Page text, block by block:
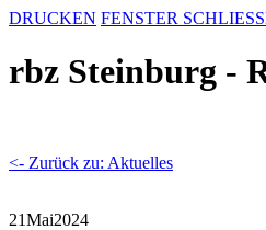
DRUCKEN FENSTER
rbz Steinburg -
<- Zurück zu: Aktuelles
21Mai2024